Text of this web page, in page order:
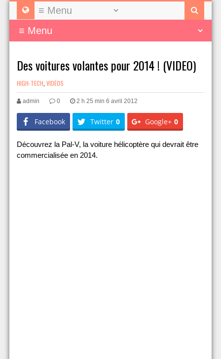
Des voitures volantes pour 2014 ! (VIDEO)
HIGH-TECH VIDÉOS
admin 0 2 h 25 min 6 avril 2012
Facebook Twitter 0 Google+ 0
Découvrez la Pal-V, la voiture hélicoptère qui devrait être
commercialisée en 2014.